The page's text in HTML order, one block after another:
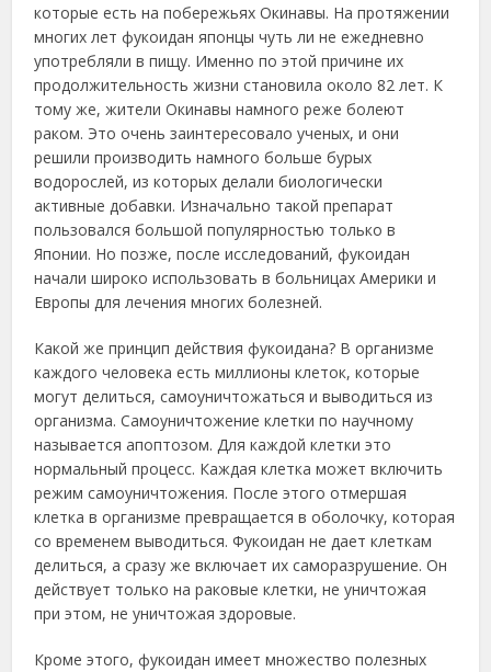
которые есть на побережьях Окинавы. На протяжении
многих лет фукоидан японцы чуть ли не ежедневно
употребляли в пищу. Именно по этой причине их
продолжительность жизни становила около 82 лет. К
тому же, жители Окинавы намного реже болеют
раком. Это очень заинтересовало ученых, и они
решили производить намного больше бурых
водорослей, из которых делали биологически
активные добавки. Изначально такой препарат
пользовался большой популярностью только в
Японии. Но позже, после исследований, фукоидан
начали широко использовать в больницах Америки и
Европы для лечения многих болезней.
Какой же принцип действия фукоидана? В организме
каждого человека есть миллионы клеток, которые
могут делиться, самоуничтожаться и выводиться из
организма. Самоуничтожение клетки по научному
называется апоптозом. Для каждой клетки это
нормальный процесс. Каждая клетка может включить
режим самоуничтожения. После этого отмершая
клетка в организме превращается в оболочку, которая
со временем выводиться. Фукоидан не дает клеткам
делиться, а сразу же включает их саморазрушение. Он
действует только на раковые клетки, не уничтожая
при этом, не уничтожая здоровые.
Кроме этого, фукоидан имеет множество полезных